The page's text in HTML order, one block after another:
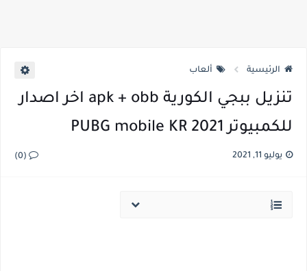
الرئيسية ألعاب
تنزيل ببجي الكورية apk + obb اخر اصدار
للكمبيوتر PUBG mobile KR 2021
يوليو 11, 2021 (0)